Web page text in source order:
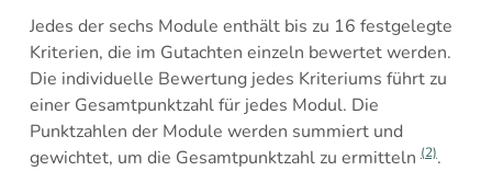
Jedes der sechs Module enthält bis zu 16 festgelegte
Kriterien, die im Gutachten einzeln bewertet werden.
Die individuelle Bewertung jedes Kriteriums führt zu
einer Gesamtpunktzahl für jedes Modul. Die
Punktzahlen der Module werden summiert und
gewichtet, um die Gesamtpunktzahl zu ermitteln(2).